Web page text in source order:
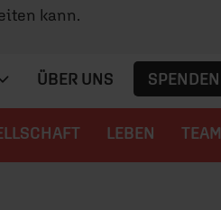
kann.
ÜBER UNS SPENDEN
LEBEN TEAM